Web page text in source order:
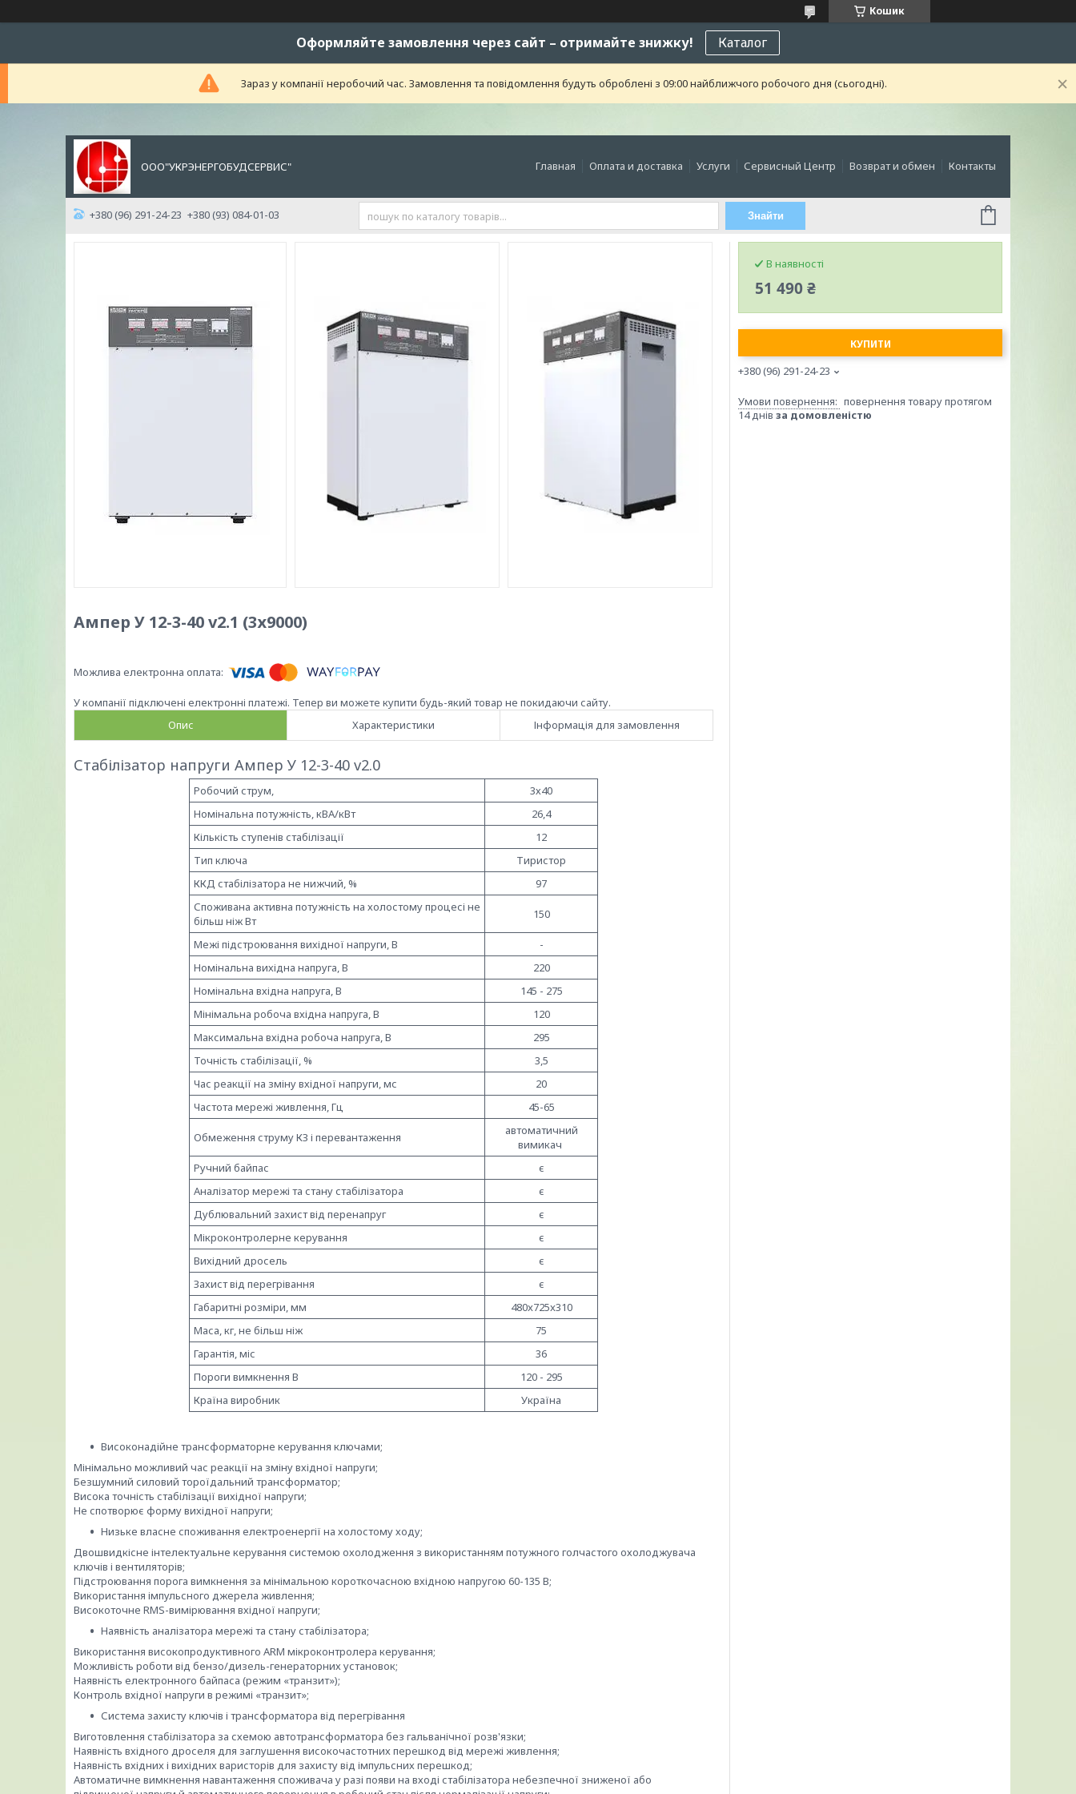
Кошик
Оформляйте замовлення через сайт – отримайте знижку! Каталог
Зараз у компанії неробочий час. Замовлення та повідомлення будуть оброблені з 09:00 найближчого робочого дня (сьогодні).
ООО"УКРЭНЕРГОБУДСЕРВИС" Главная Оплата и доставка Услуги Сервисный Центр Возврат и обмен Контакты
+380 (96) 291-24-23 +380 (93) 084-01-03 Знайти
Ампер У 12-3-40 v2.1 (3х9000)
У компанії підключені електронні платежі. Тепер ви можете купити будь-який товар не покидаючи сайту.
Опис
Характеристики Інформація для замовлення
Стабілізатор напруги Ампер У 12-3-40 v2.0
Робочий струм,
3х40
Номінальна потужність, кВА/кВт
26,4
Кількість ступенів стабілізації
12
Тип ключа
Тиристор
ККД стабілізатора не нижчий, %
97
Споживана активна потужність на холостому процесі не
більш ніж Вт
150
Межі підстроювання вихідної напруги, В
-
Номінальна вихідна напруга, В
220
Номінальна вхідна напруга, В
145 - 275
Мінімальна робоча вхідна напруга, В
120
Максимальна вхідна робоча напруга, В
295
Точність стабілізації, %
3,5
Час реакції на зміну вхідної напруги, мс
20
Частота мережі живлення, Гц
45-65
Обмеження струму КЗ і перевантаження
автоматичний
вимикач
Ручний байпас
є
Аналізатор мережі та стану стабілізатора
є
Дублювальний захист від перенапруг
є
Мікроконтролерне керування
є
Вихідний дросель
є
Захист від перегрівання
є
Габаритні розміри, мм
480x725x310
Маса, кг, не більш ніж
75
Гарантія, міс
36
Пороги вимкнення В
120 - 295
Країна виробник
Україна
Високонадійне трансформаторне керування ключами;
Мінімально можливий час реакції на зміну вхідної напруги;
Безшумний силовий тороїдальний трансформатор;
Висока точність стабілізації вихідної напруги;
Не спотворює форму вихідної напруги;
Низьке власне споживання електроенергії на холостому ходу;
Двошвидкісне інтелектуальне керування системою охолодження з використанням потужного голчастого охолоджувача
ключів і вентиляторів;
Підстроювання порога вимкнення за мінімальною короткочасною вхідною напругою 60-135 В;
Використання імпульсного джерела живлення;
Високоточне RMS-вимірювання вхідної напруги;
Наявність аналізатора мережі та стану стабілізатора;
Використання високопродуктивного ARM мікроконтролера керування;
Можливість роботи від бензо/дизель-генераторних установок;
Наявність електронного байпаса (режим «транзит»);
Контроль вхідної напруги в режимі «транзит»;
Система захисту ключів і трансформатора від перегрівання
Виготовлення стабілізатора за схемою автотрансформатора без гальванічної розв'язки;
Наявність вхідного дроселя для заглушення високочастотних перешкод від мережі живлення;
Наявність вхідних і вихідних варисторів для захисту від імпульсних перешкод;
Автоматичне вимкнення навантаження споживача у разі появи на вході стабілізатора небезпечної зниженої або
В наявності
51 490 ₴
КУПИТИ
+380 (96) 291-24-23
повернення товару протягом
14 днів за домовленістю